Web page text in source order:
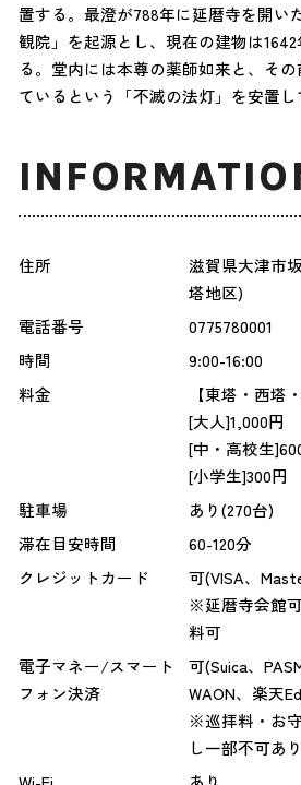
置する。最澄が788年に延暦寺を開い
観院」を起源とし、現在の建物は
る。堂内には本尊の薬師如来と、そ
ているという「不滅の法灯」を安置し
住所
滋賀県大津市
塔地区)
電話番号
0775780001
時間
9:00-16:00
料金
【東塔・西塔
[大人]1,000円
[中・高校生
[小学生]300円
駐車場
あり(270台)
滞在目安時間
60-120分
クレジットカード
可(VISA、
※延暦寺会館
料可
電子マネー/スマート
フォン決済
可(Suica、
WAON、楽天
※巡拝料・お
し一部不可あり